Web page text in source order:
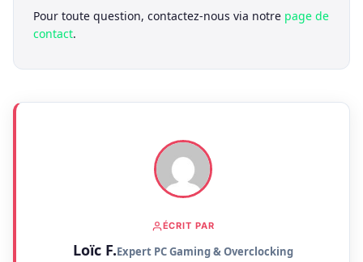
Pour toute question, contactez-nous via notre page de
contact.
ÉCRIT PAR
Loïc F.Expert PC Gaming & Overclocking